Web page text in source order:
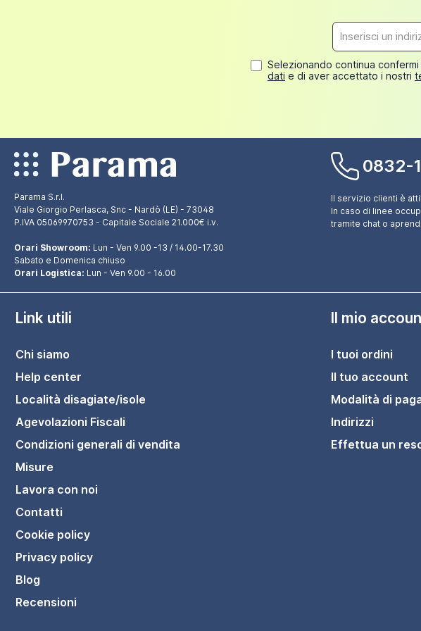
Mobile bagno sospeso 100cm due cassetti rovere scuro
Selezionando continua
dati e di aver accettato i nostri
Parama S.r.l.
Viale Giorgio Perlasca, Snc - Nardò (LE) - 73048
P.IVA 05069970753 - Capitale Sociale 21.000€ i.v.
Orari Showroom: Lun - Ven 9.00 -13 / 14.00-17.30
Sabato e Domenica chiuso
Orari Logistica: Lun - Ven 9.00 - 16.00
0832-
Il servizio clienti è
In caso di linee
tramite chat o
Link utili
Chi siamo
Help center
Località disagiate/isole
Agevolazioni Fiscali
Condizioni generali di vendita
Misure
Lavora con noi
Contatti
Cookie policy
Privacy policy
Blog
Recensioni
Il mio
I tuoi ordini
Il tuo account
Modalità di
Indirizzi
Effettua un